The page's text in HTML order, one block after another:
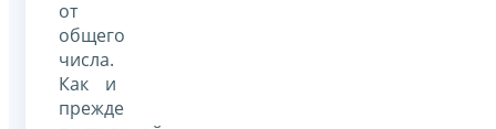
от
общего
числа.
Как и
прежде